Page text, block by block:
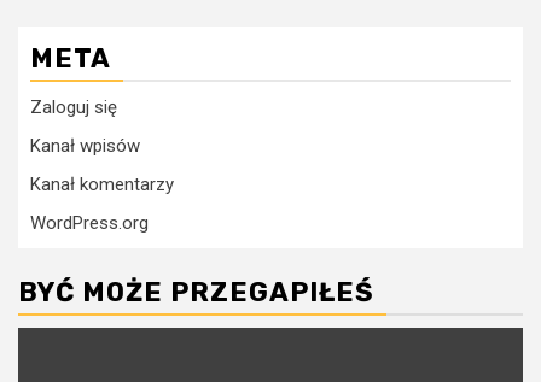
META
Zaloguj się
Kanał wpisów
Kanał komentarzy
WordPress.org
BYĆ MOŻE PRZEGAPIŁEŚ